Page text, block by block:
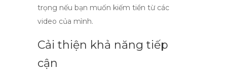
trọng nếu bạn muốn kiếm tiền từ các
video của mình.
Cải thiện khả năng tiếp
cận